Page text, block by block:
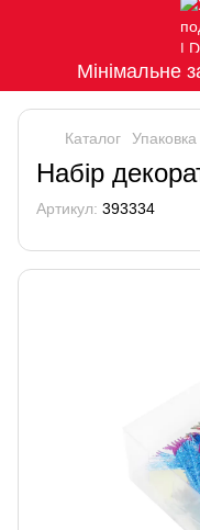
Мінімальне
Каталог Упаковка
Набір
Артикул: 393334